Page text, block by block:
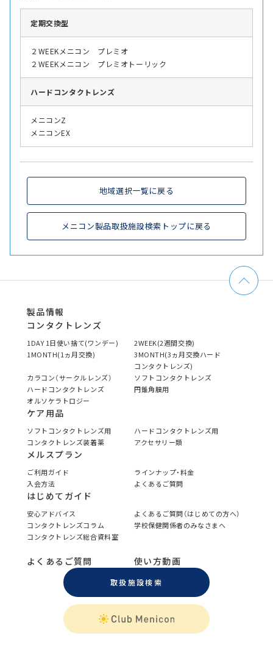
定期交換型
２WEEKメニコン プレミオ
２WEEKメニコン プレミオトーリック
ハード コンタクトレンズ
メニコンZ
メニコンEX
地域選択一覧に戻る
メニコン製品取扱施設検索トップに戻る
製品情報
コンタクトレンズ
1DAY 1日使い捨て(ワンデー)
2WEEK(2週間交換)
1MONTH(1ヵ月交換)
3MONTH(3ヵ月交換ハード
コンタクトレンズ)
カラコン（サークルレンズ）
ソフトコンタクトレンズ
ハードコンタクトレンズ
円錐角膜用
オルソケラトロジー
ケア用品
ソフトコンタクトレンズ用
ハードコンタクトレンズ用
コンタクトレンズ装着薬
アクセサリー類
メルスプラン
ご利用ガイド
ラインナップ・料金
入会方法
よくあるご質問
はじめてガイド
安心アドバイス
よくあるご質問（はじめての方へ）
コンタクトレンズコラム
学校保健関係者のみなさまへ
コンタクトレンズ総合資料室
よくあるご質問 使い方動画
取扱施設検索